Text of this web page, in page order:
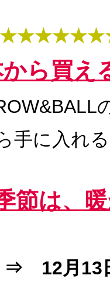
ら買え
の
入れる
節は、
⇒ 12月13